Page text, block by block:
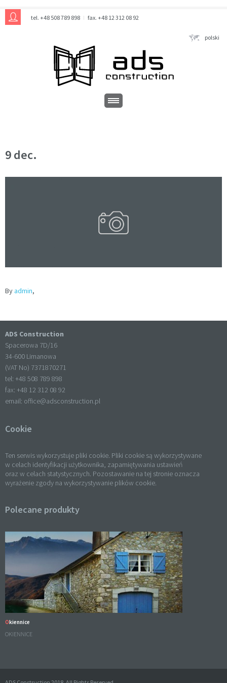
tel. +48 508 789 898 fax. +48 12 312 08 92
polski
9 dec.
Byadmin,
ADS Construction
Spacerowa 7D/16
34-600 Limanowa
(VAT No) 7371870271
tel: +48 508 789 898
fax: +48 12 312 08 92
email: office@adsconstruction.pl
Cookie
Ten serwis wykorzystuje pliki cookie. Pliki cookie są wykorzystywane
w celach identyfikacji użytkownika, zapamiętywania ustawień
oraz w celach statystycznych. Pozostawanie na tej stronie oznacza
wyrażenie zgody na wykorzystywanie plików cookie.
Polecane produkty
Okiennice
OKIENNICE